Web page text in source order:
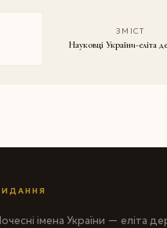
ЗМІСТ
Науковці України-еліта
імена України — еліта